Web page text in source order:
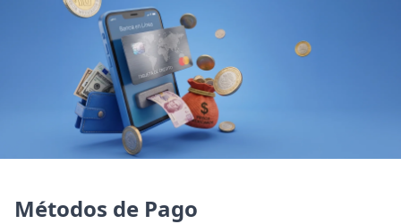
Métodos de Pago